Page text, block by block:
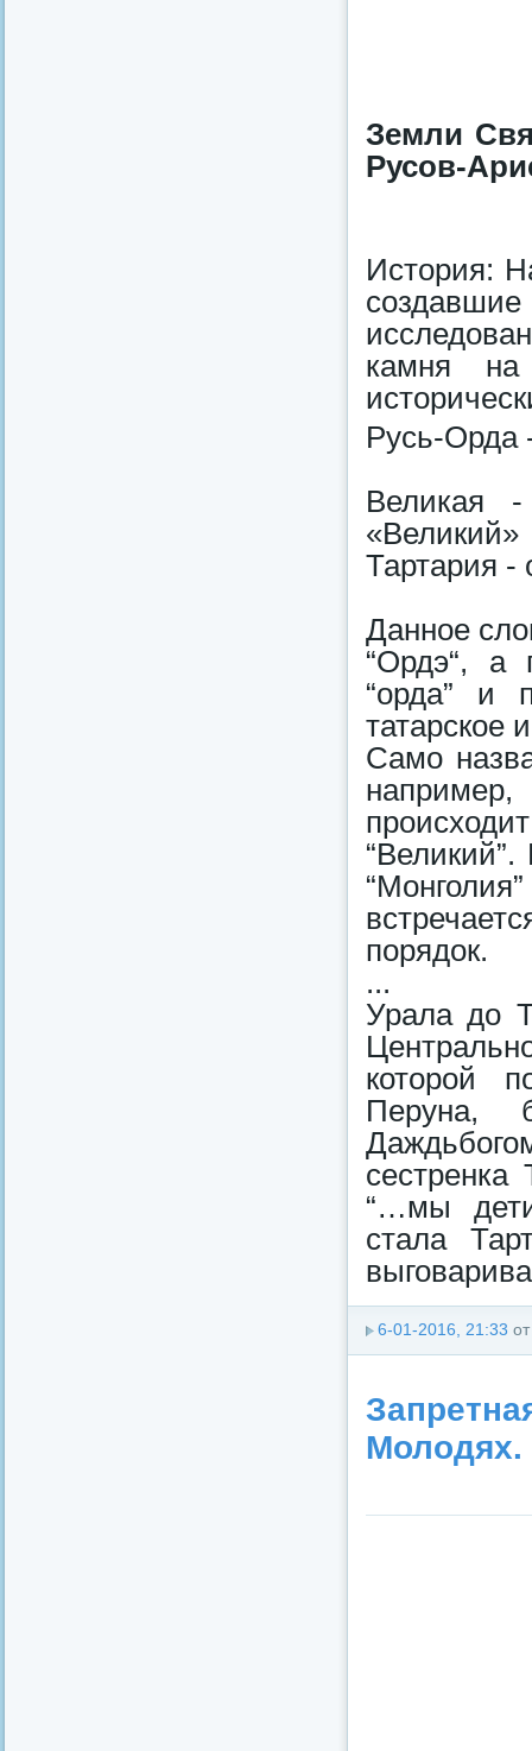
Земли
Русов-
История:
камня на
Русь-Орда
Великая -
«Великий»
Тартария -
Данное
“Ордэ“, а
“орда” и
татарское
Само
порядок.
...
Урала до
которой
Перуна,
“…мы
стала
6-01-2016, 21:33
Молодях.